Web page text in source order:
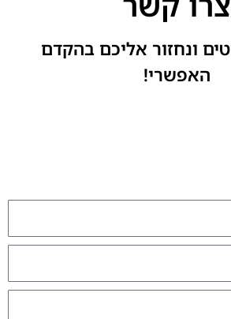
ונחזור אליכם בהקדם
האפשרי!